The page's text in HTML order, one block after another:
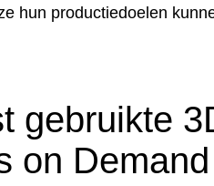
hun productiedoelen
gebruikte
on Demand